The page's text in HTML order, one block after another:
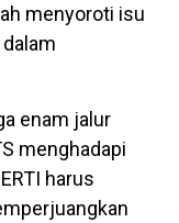
menyoroti isu
enam jalur
menghadapi
harus